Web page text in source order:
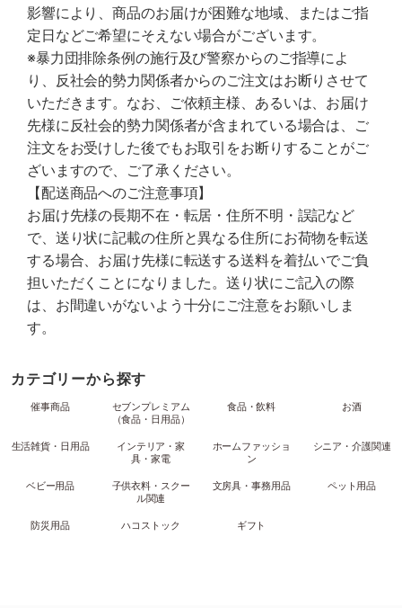
影響により、商品のお届けが困難な地域、またはご指
定日などご希望にそえない場合がございます。
※暴力団排除条例の施行及び警察からのご指導によ
り、反社会的勢力関係者からのご注文はお断りさせて
いただきます。なお、ご依頼主様、あるいは、お届け
先様に反社会的勢力関係者が含まれている場合は、ご
注文をお受けした後でもお取引をお断りすることがご
ざいますので、ご了承ください。
【配送商品へのご注意事項】
お届け先様の長期不在・転居・住所不明・誤記など
で、送り状に記載の住所と異なる住所にお荷物を転送
する場合、お届け先様に転送する送料を着払いでご負
担いただくことになりました。送り状にご記入の際
は、お間違いがないよう十分にご注意をお願いしま
す。
カテゴリーから探す
催事商品
セブンプレミアム
（食品・日用品）
食品・飲料 お酒
生活雑貨・日用品
インテリア・家
具・家電
ホームファッショ
ン
シニア・介護関連
ベビー用品
子供衣料・スクー
ル関連
文房具・事務用品 ペット用品
防災用品 ハコストック ギフト